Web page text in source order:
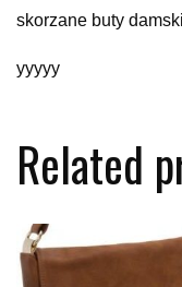
skorzane buty
yyyyy
Related